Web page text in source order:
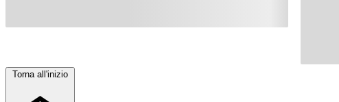
Torna all'inizio